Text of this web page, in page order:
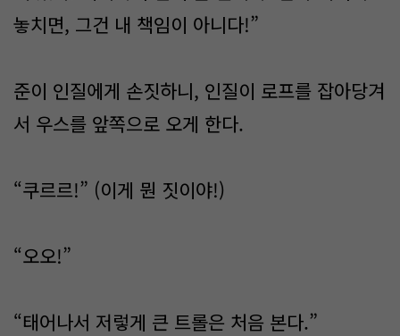
놓치면, 그건 내 책임이 아니다!”
준이 인질에게 손짓하니, 인질이 로프를 잡아당겨
서 우스를 앞쪽으로 오게 한다.
“쿠르르!” (이게 뭔 짓이야!)
“오오!”
“태어나서 저렇게 큰 트롤은 처음 본다.”